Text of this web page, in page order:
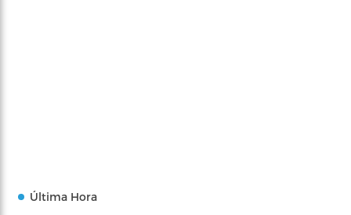
Última Hora